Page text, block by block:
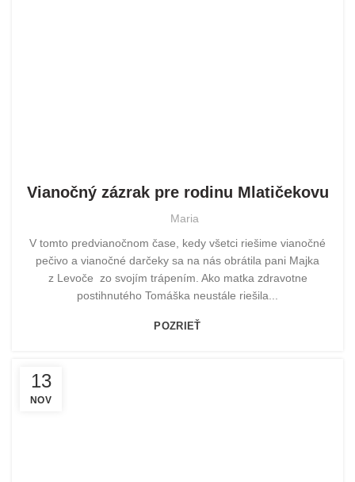
Vianočný zázrak pre rodinu Mlatičekovu
Maria
V tomto predvianočnom čase, kedy všetci riešime vianočné
pečivo a vianočné darčeky sa na nás obrátila pani Majka
z Levoče zo svojím trápením. Ako matka zdravotne
postihnutého Tomáška neustále riešila...
POZRIEŤ
13
NOV